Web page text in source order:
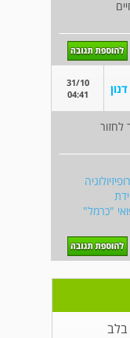
31/10
04:41
"כרמל"
בלב